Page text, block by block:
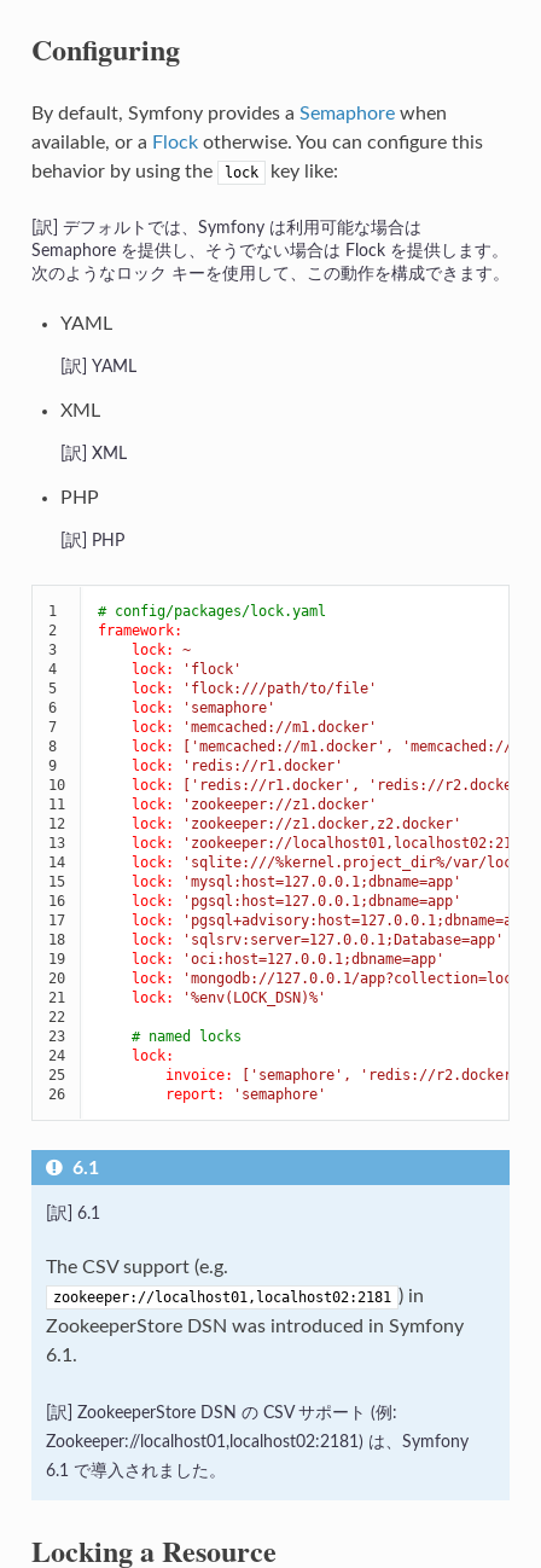
Configuring
By default, Symfony provides a Semaphorewhen
available, or a Flockotherwise. You can configure this
behavior by using the
lock key like:
デフォルトでは、Symfony は利用可能な場合は
Semaphore を提供し、そうでない場合は Flock を提供します。
次のようなロック キーを使用して、この動作を構成できます。
YAML
YAML
XML
XML
PHP
PHP
1
2
3
4
5
6
7
8
9
10
11
12
13
14
15
16
17
18
19
20
21
22
23
24
25
26
# config/packages/lock.yaml
framework:
lock:
~
lock:
'flock'
lock:
'flock:///path/to/file'
lock:
'semaphore'
lock:
'memcached://m1.docker'
lock:
['memcached://m1.docker',
'memcached://
lock:
'redis://r1.docker'
lock:
['redis://r1.docker', 'redis://r2.docker'
lock:
'zookeeper://z1.docker'
lock:
'zookeeper://z1.docker,z2.docker'
lock:
'zookeeper://localhost01,localhost02:2181'
lock:
'sqlite:///%kernel.project_dir%/var/
lock:
'mysql:host=127.0.0.1;dbname=app'
lock:
'pgsql:host=127.0.0.1;dbname=app'
lock:
'pgsql+advisory:host=127.0.0.1;dbname=app'
lock:
'sqlsrv:server=127.0.0.1;Database=app'
lock:
'oci:host=127.0.0.1;dbname=app'
lock:
'mongodb://127.0.0.1/app?collection=lock'
lock:
'%env(LOCK_DSN)%'
# named locks
lock:
invoice:
['semaphore', 'redis://r2.docker'
report:
'semaphore'
6.1
6.1
The CSV support (e.g.
zookeeper://localhost01,localhost02:2181 ) in
ZookeeperStore DSN was introduced in Symfony
6.1.
ZookeeperStore DSN の CSV サポート (例:
Zookeeper://localhost01,localhost02:2181) は、Symfony
6.1 で導入されました。
Locking a Resource